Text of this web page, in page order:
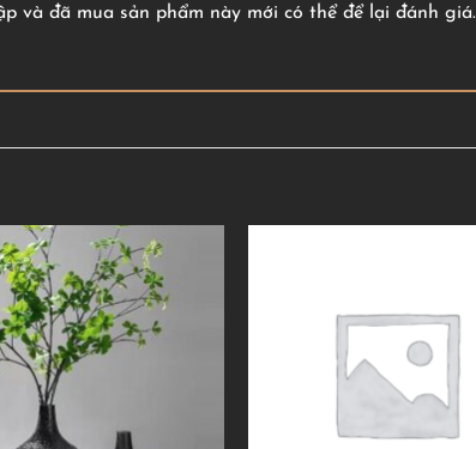
và đã mua sản phẩm này mới có thể để lại đánh giá.